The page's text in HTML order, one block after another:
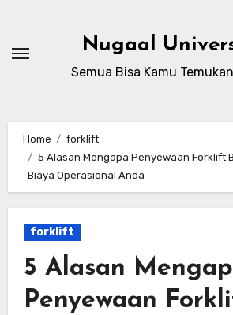
content
Nugaal
Semua Bisa Kamu
Home
forklift
5 Alasan Mengapa Penyewaan Forklift
Biaya Operasional Anda
forklift
5 Alasan
Penyewaan